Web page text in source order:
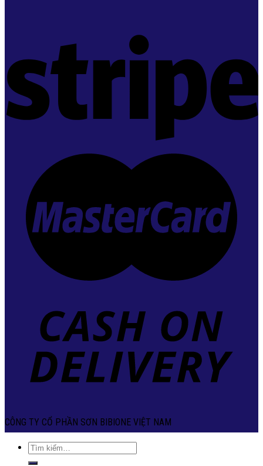
CÔNG TY CỔ PHẦN SƠN BIBIONE VIỆT NAM
Tìm
kiếm: